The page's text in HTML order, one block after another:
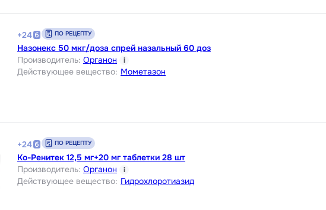
+24 ПО РЕЦЕПТУ
Назонекс 50 мкг/доза спрей назальный 60 доз
Производитель: Органон i
Действующее вещество: Мометазон
+24 ПО РЕЦЕПТУ
Ко-Ренитек 12,5 мг+20 мг таблетки 28 шт
Производитель: Органон i
Действующее вещество: Гидрохлоротиазид